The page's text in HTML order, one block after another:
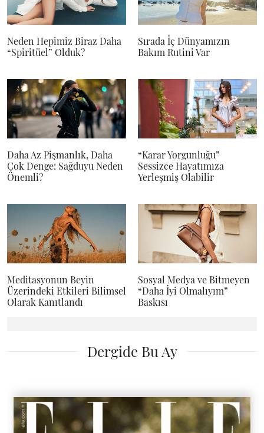
Neden Hepimiz Biraz Daha
“Spiritüel” Olduk?
Sırada İç Dünyamızın
Bakım Rutini Var
Daha Az Pişmanlık, Daha
Çok Denge: Sağduyu Neden
Önemli?
“Karar Yorgunluğu”
Sessizce Hayatımıza
Yerleşmiş Olabilir
Meditasyonun Beyin
Üzerindeki Etkileri Bilimsel
Olarak Kanıtlandı
Sosyal Medya ve Bitmeyen
“Daha İyi Olmalıyım”
Baskısı
Dergide Bu Ay